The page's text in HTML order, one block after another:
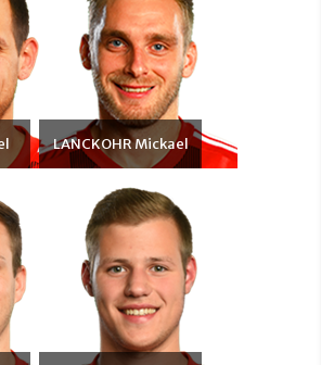
LANCKOHR Mickael